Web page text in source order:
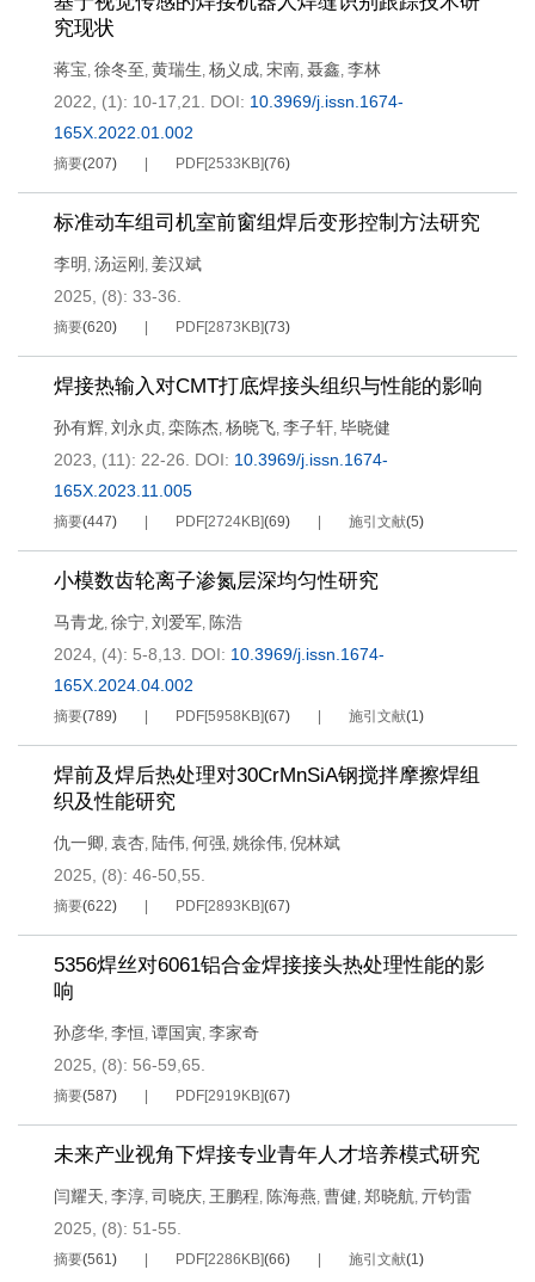
究现状
蒋宝, 徐冬至, 黄瑞生, 杨义成, 宋南, 聂鑫, 李林
2022, (1): 10-17,21.
DOI: 10.3969/j.issn.1674-
165X.2022.01.002
摘要(207) PDF[2533KB](76)
标准动车组司机室前窗组焊后变形控制方法研究
李明 , 汤运刚 , 姜汉斌
2025, (8): 33-36.
摘要(620) PDF[2873KB](73)
焊接热输入对CMT打底焊接头组织与性能的影响
孙有辉, 刘永贞, 栾陈杰, 杨晓飞, 李子轩, 毕晓健
2023, (11): 22-26.
DOI: 10.3969/j.issn.1674-
165X.2023.11.005
摘要(447) PDF[2724KB](69) 施引文献(5)
小模数齿轮离子渗氮层深均匀性研究
马青龙, 徐宁, 刘爱军, 陈浩
2024, (4): 5-8,13.
DOI: 10.3969/j.issn.1674-
165X.2024.04.002
摘要(789) PDF[5958KB](67) 施引文献(1)
焊前及焊后热处理对30CrMnSiA钢搅拌摩擦焊组
织及性能研究
仇一卿, 袁杏, 陆伟, 何强, 姚徐伟, 倪林斌
2025, (8): 46-50,55.
摘要(622) PDF[2893KB](67)
5356焊丝对6061铝合金焊接接头热处理性能的影
响
孙彦华, 李恒, 谭国寅, 李家奇
2025, (8): 56-59,65.
摘要(587) PDF[2919KB](67)
未来产业视角下焊接专业青年人才培养模式研究
闫耀天, 李淳, 司晓庆, 王鹏程, 陈海燕, 曹健, 郑晓航, 亓钧雷
2025, (8): 51-55.
摘要(561) PDF[2286KB](66) 施引文献(1)